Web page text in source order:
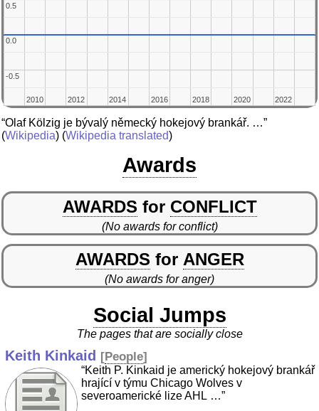
2010
2010 2012
2012 2014
2014 2016
2016 2018
2018 2020
2020 2022
2022
-0.5
-0.5
0.0
0.0
0.5
0.5
“Olaf Kölzig je bývalý německý hokejový brankář. …”
(Wikipedia) (Wikipedia translated)
Awards
AWARDS for CONFLICT
(No awards for conflict)
AWARDS for ANGER
(No awards for anger)
Social Jumps
The pages that are socially close
Keith Kinkaid [People]
“Keith P. Kinkaid je americký hokejový brankář
hrající v týmu Chicago Wolves v
severoamerické lize AHL …”